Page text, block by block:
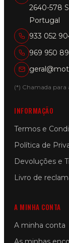
2640-578
Portugal
933 052
969 950
(*) Chamada para
INFORMAÇÃO
Termos e
Política de
Devoluções e
Livro de
A MINHA CONTA
A minha conta